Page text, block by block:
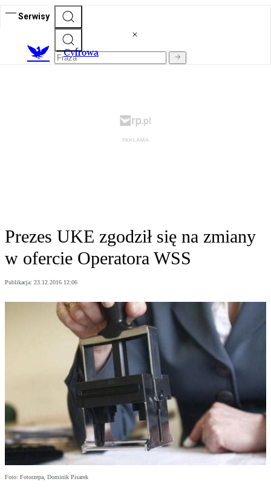
Serwisy
Cyfrowa
Prezes UKE zgodził się na zmiany
w ofercie Operatora WSS
Publikacja: 23.12.2016 12:06
Foto: Fotorzepa, Dominik Pisarek